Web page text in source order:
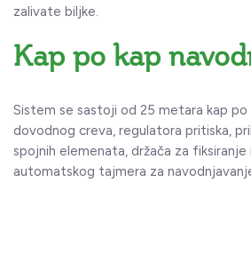
zalivate biljke.
Kap po kap
Sistem se sastoji od 25 metara kap po
dovodnog creva, regulatora pritiska,
spojnih elemenata, držača za fiksiranje
automatskog tajmera za